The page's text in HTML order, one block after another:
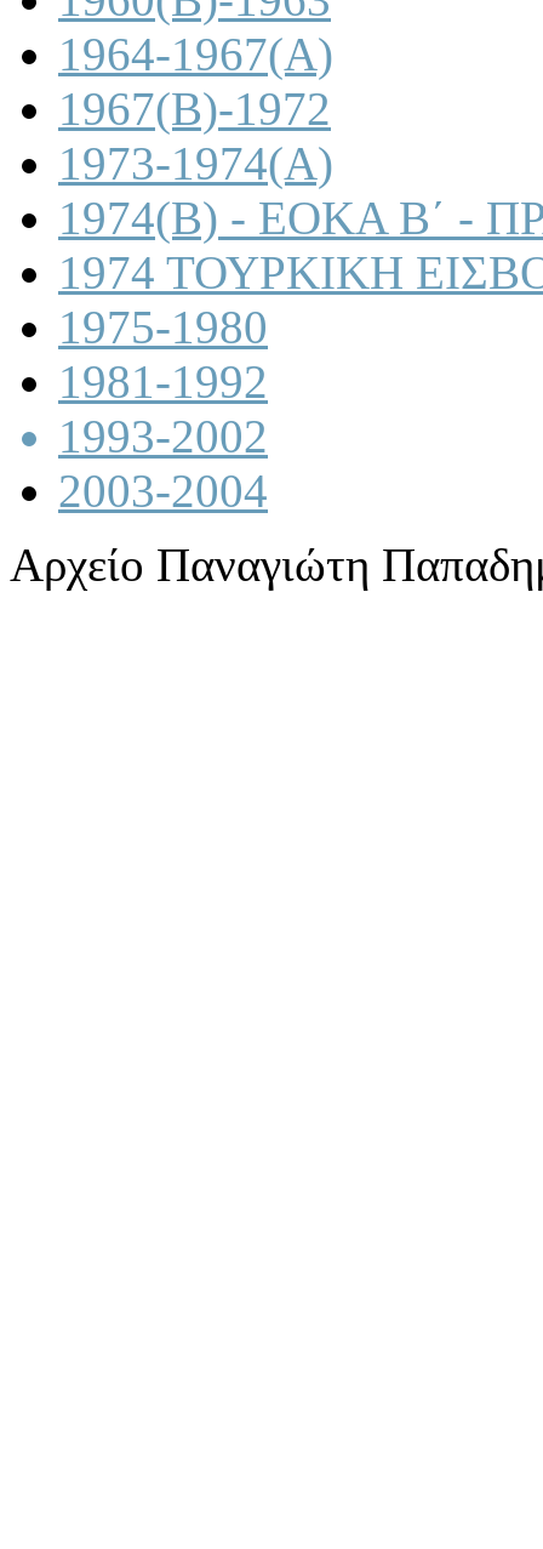
1964-1967(A)
1967(B)-1972
1973-1974(A)
1974(B) - ΕΟΚΑ Β΄ -
1974 ΤΟΥΡΚΙΚΗ
1975-1980
1981-1992
1993-2002
2003-2004
Αρχείο Παναγιώτη